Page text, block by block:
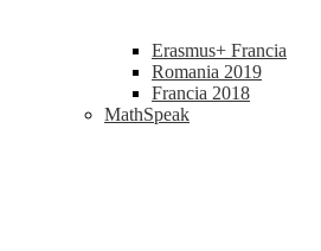
Erasmus+ Francia
Romania 2019
Francia 2018
MathSpeak